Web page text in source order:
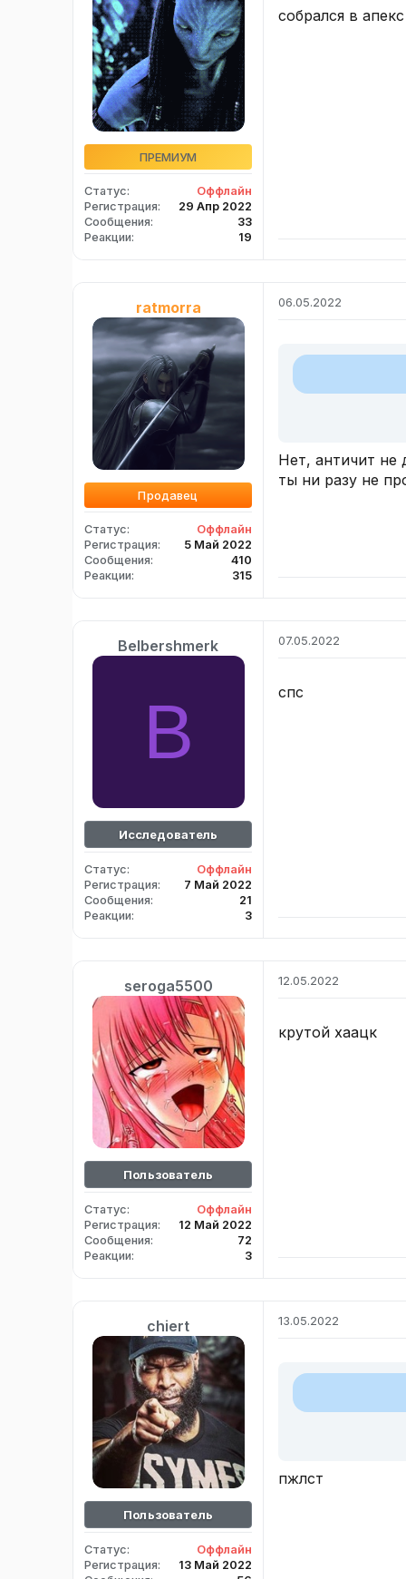
ПРЕМИУМ
Статус
Оффлайн
Регистрация
29 Апр 2022
Сообщения
33
Реакции
19
собрался в
ratmorra
Продавец
Статус
Оффлайн
Регистрация
5 Май 2022
Сообщения
410
Реакции
315
06.05.2022
Нет, античит не
ты ни разу не
Belbershmerk
B
Исследователь
Статус
Оффлайн
Регистрация
7 Май 2022
Сообщения
21
Реакции
3
07.05.2022
спс
seroga5500
Пользователь
Статус
Оффлайн
Регистрация
12 Май 2022
Сообщения
72
Реакции
3
12.05.2022
крутой хаацк
chiert
Пользователь
Статус
Оффлайн
Регистрация
13 Май 2022
13.05.2022
пжлст